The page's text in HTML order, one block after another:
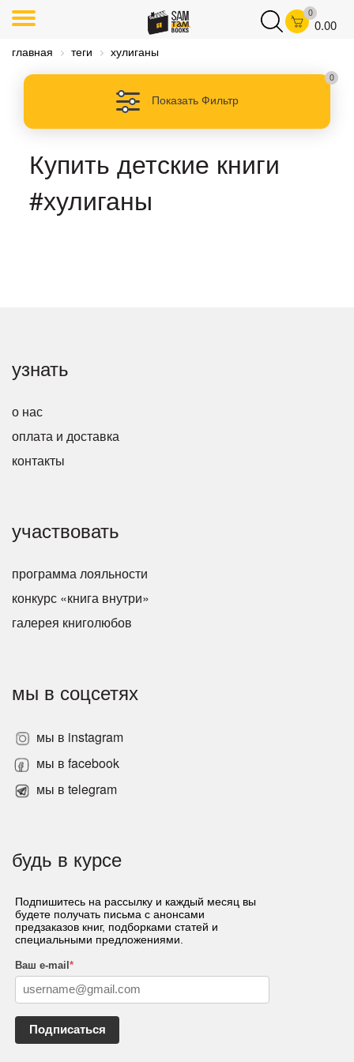
0
0.00
главная теги хулиганы
Показать Фильтр
0
Купить детские книги
#хулиганы
узнать
о нас
оплата и доставка
контакты
участвовать
программа лояльности
конкурс «книга внутри»
галерея книголюбов
мы в соцсетях
мы в instagram
мы в facebook
мы в telegram
будь в курсе
Подпишитесь на рассылку и каждый месяц вы
будете получать письма с анонсами
предзаказов книг, подборками статей и
специальными предложениями.
Ваш e-mail*
Подписаться